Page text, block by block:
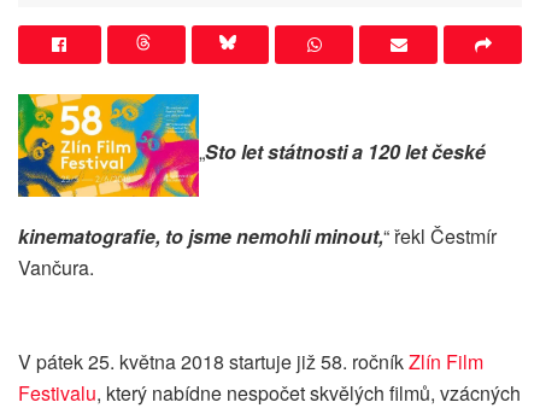
„Sto let státnosti a 120 let české
kinematografie, to jsme nemohli minout,“ řekl Čestmír
Vančura.
V pátek 25. května 2018 startuje již 58. ročníkZlín Film
Festivalu, který nabídne nespočet skvělých filmů, vzácných